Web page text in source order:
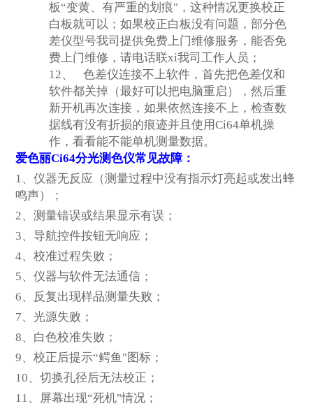
板“变黄、有严重的划痕"，这种情况更换校正
白板就可以；如果校正白板没有问题，部分色
差仪型号我司提供免费上门维修服务，能否免
费上门维修，请电话联xi我司工作人员；
12、
色差仪连接不上软件，首先把色差仪和
软件都关掉（最好可以把电脑重启），然后重
新开机再次连接，如果依然连接不上，检查数
据线有没有折损的痕迹并且使用Ci64单机操
作，看看能不能单机测量数据。
爱色丽Ci64分光测色仪常见故障：
1、仪器无反应（测量过程中没有指示灯亮起或发出蜂
鸣声）；
2、测量错误或结果显示有误；
3、导航控件按钮无响应；
4、校准过程失败；
5、仪器与软件无法通信；
6、反复出现样品测量失败；
7、光源失败；
8、白色校准失败；
9、校正后提示“鳄鱼"图标；
10、切换孔径后无法校正；
11、屏幕出现“死机"情况；